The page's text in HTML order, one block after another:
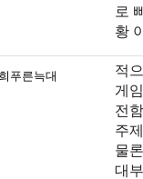
로
황
희푸른늑대
적
게
전
주
물
대